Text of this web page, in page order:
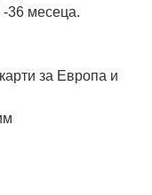
36 месеца.
за Европа и